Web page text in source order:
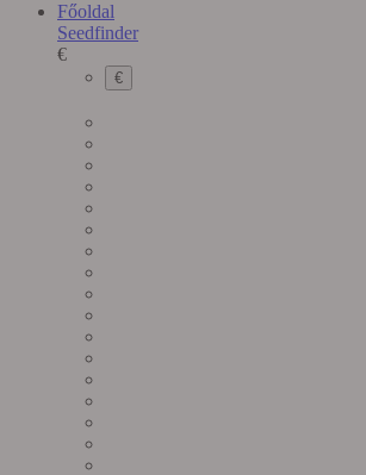
Főoldal
Seedfinder
€